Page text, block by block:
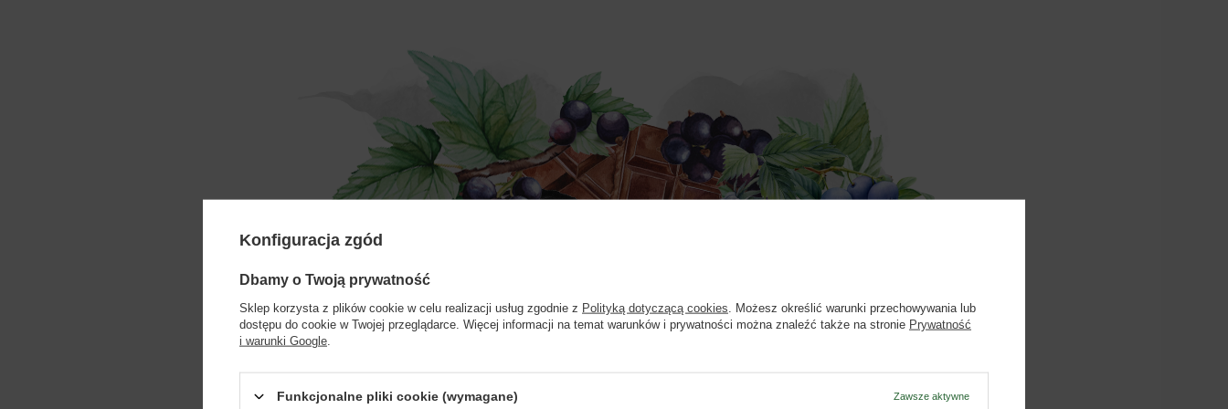
Konfiguracja zgód
Dbamy o Twoją prywatność
Sklep korzysta z plików cookie w celu realizacji usług zgodnie z Polityką dotyczącą cookies . Możesz określić warunki przechowywania lub
dostępu do cookie w Twojej przeglądarce. Więcej informacji na temat warunków i prywatności można znaleźć także na stronie Prywatność
i warunki Google
Funkcjonalne pliki cookie (wymagane) Zawsze aktywne